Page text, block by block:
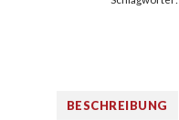
BESCHREIBUNG